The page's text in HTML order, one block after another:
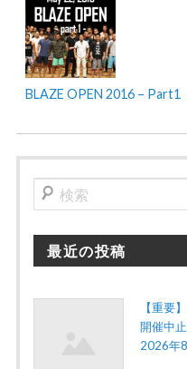
BLAZE OPEN 2016 – Part1
検
索
最近の投稿
【重要
開催中
2026年